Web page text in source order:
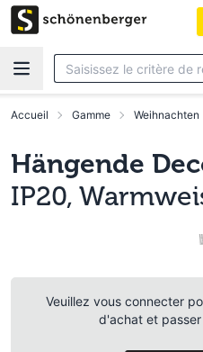
Aller au contenu principal
Accueil Gamme Weihnachten
Hängende
IP20,
Veuillez vous connecter
d'achat et